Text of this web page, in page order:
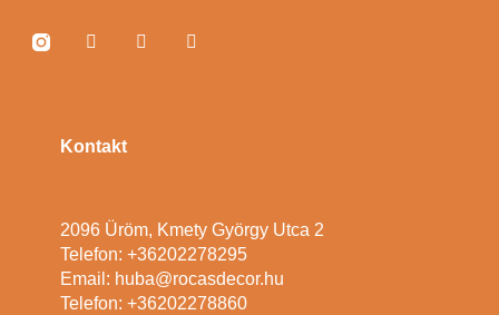
Kontakt
2096 Üröm, Kmety György Utca 2
Telefon: +36202278295
Email: huba@rocasdecor.hu
Telefon: +36202278860